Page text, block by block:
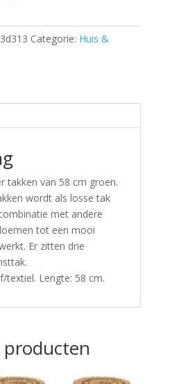
Categorie: Huis &
takken van 58 cm groen.
wordt als losse tak
met andere
tot een mooi
Er zitten drie
textiel. Lengte: 58 cm.
producten